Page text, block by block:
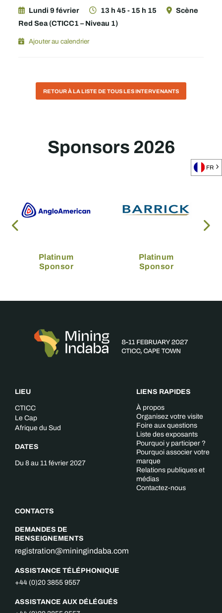
Lundi 9 février 13 h 45 - 15 h 15
Scène
Red Sea (CTICC1 – Niveau 1)
Ajouter au calendrier
RETOUR À LA LISTE DE TOUS LES INTERVENANTS
Sponsors 2026
Platinum
Sponsor
Platinum
Sponsor
LIEU
CTICC
Le Cap
Afrique du Sud
DATES
Du 8 au 11 février 2027
CONTACTS
DEMANDES DE
RENSEIGNEMENTS
registration@miningindaba.com
ASSISTANCE TÉLÉPHONIQUE
+44 (0)20 3855 9557
ASSISTANCE AUX DÉLÉGUÉS
LIENS RAPIDES
À propos
Organisez votre visite
Foire aux questions
Liste des exposants
Pourquoi y participer ?
Pourquoi associer votre
marque
Relations publiques et
médias
Contactez-nous
FR